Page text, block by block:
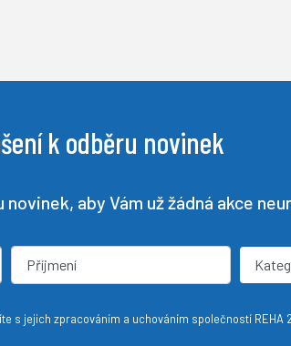
k odběru novinek
aby Vám už žádná akce
s jejich zpracováním a uchováním společností REHA